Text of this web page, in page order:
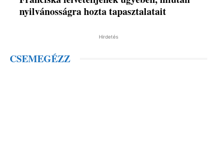
nyilvánosságra hozta tapasztalatait
Hirdetés
CSEMEGÉZZ